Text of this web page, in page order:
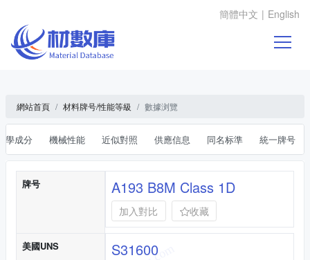
簡體中文 | English
網站首頁 材料牌号/性能等級 數據浏覽
學成分 機械性能 近似對照 供應信息 同名标準 統一牌号
基本信息
牌号 A193 B8M Class 1D
加入對比 收藏
美國UNS S31600